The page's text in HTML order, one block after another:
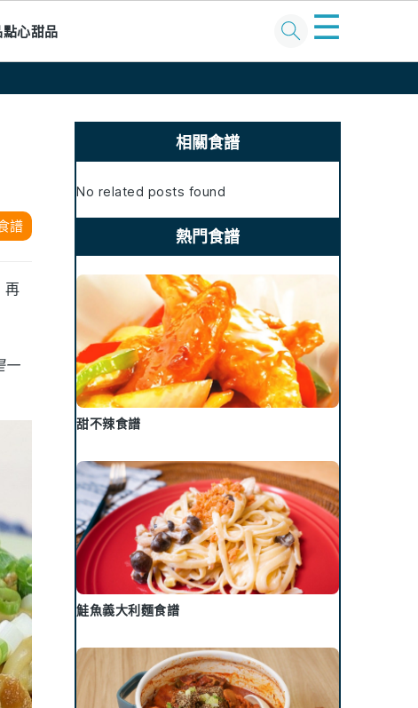
點心甜品 ☰
譜
再
一
Primary
Sidebar
相關食譜
No related posts found
熱門食譜
甜不辣食譜
鮭魚義大利麵食譜